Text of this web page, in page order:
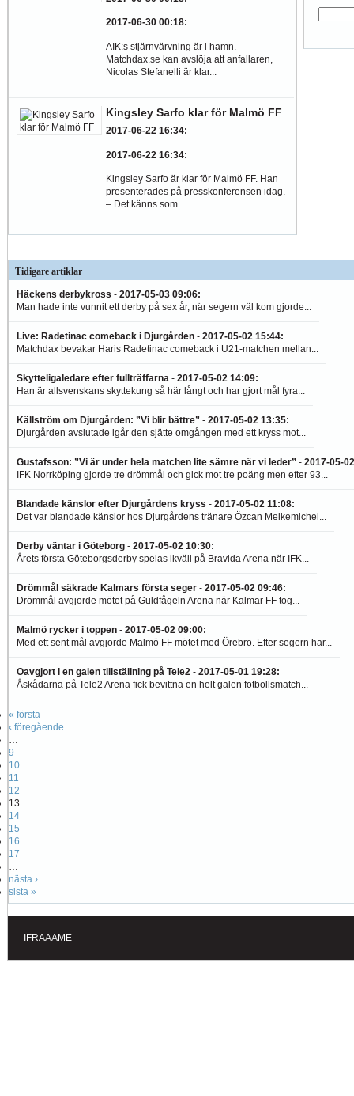
2017-06-30 00:18:
AIK:s stjärnvärvning är i hamn.
Matchdax.se kan avslöja att anfallaren,
Nicolas Stefanelli är klar...
Kingsley Sarfo klar för Malmö FF
2017-06-22 16:34:
2017-06-22 16:34:
Kingsley Sarfo är klar för Malmö FF. Han
presenterades på presskonferensen idag.
– Det känns som...
Tidigare artiklar
Häckens derbykross - 2017-05-03 09:06:
Man hade inte vunnit ett derby på sex år, när segern väl kom gjorde...
Live: Radetinac comeback i Djurgården - 2017-05-02 15:44:
Matchdax bevakar Haris Radetinac comeback i U21-matchen mellan...
Skytteligaledare efter fullträffarna - 2017-05-02 14:09:
Han är allsvenskans skyttekung så här långt och har gjort mål fyra...
Källström om Djurgården: ”Vi blir bättre” - 2017-05-02 13:35:
Djurgården avslutade igår den sjätte omgången med ett kryss mot...
Gustafsson: ”Vi är under hela matchen lite sämre när vi leder” - 2017-05-
IFK Norrköping gjorde tre drömmål och gick mot tre poäng men efter 93...
Blandade känslor efter Djurgårdens kryss - 2017-05-02 11:08:
Det var blandade känslor hos Djurgårdens tränare Özcan Melkemichel...
Derby väntar i Göteborg - 2017-05-02 10:30:
Årets första Göteborgsderby spelas ikväll på Bravida Arena när IFK...
Drömmål säkrade Kalmars första seger - 2017-05-02 09:46:
Drömmål avgjorde mötet på Guldfågeln Arena när Kalmar FF tog...
Malmö rycker i toppen - 2017-05-02 09:00:
Med ett sent mål avgjorde Malmö FF mötet med Örebro. Efter segern har...
Oavgjort i en galen tillställning på Tele2 - 2017-05-01 19:28:
Åskådarna på Tele2 Arena fick bevittna en helt galen fotbollsmatch...
« första
‹ föregående
…
9
10
11
12
13
14
15
16
17
…
nästa ›
sista »
IFRAAAME